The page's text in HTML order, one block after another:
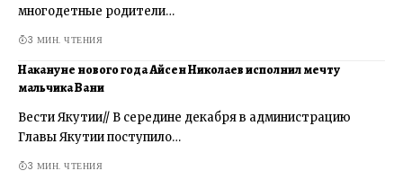
многодетные родители…
3 МИН. ЧТЕНИЯ
Накануне нового года Айсен Николаев исполнил мечту
мальчика Вани
Вести Якутии// В середине декабря в администрацию
Главы Якутии поступило…
3 МИН. ЧТЕНИЯ